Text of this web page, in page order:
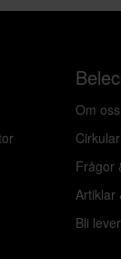
Om oss
Frågor
Artiklar
Bli